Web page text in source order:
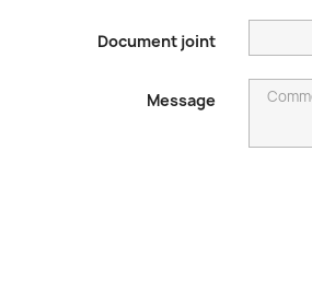
Document joint
Message